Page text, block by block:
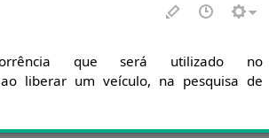
que será utilizado no
liberar um veículo, na pesquisa de